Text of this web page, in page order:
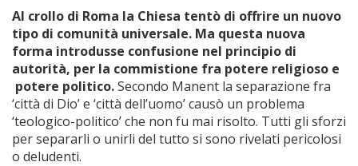
Al crollo di Roma la Chiesa tentò di offrire un nuovo
tipo di comunità universale. Ma questa nuova
forma introdusse confusione nel principio di
autorità, per la commistione fra potere religioso e
potere politico.Secondo Manent la separazione fra
‘città di Dio’ e ‘città dell’uomo’ causò un problema
‘teologico-politico’ che non fu mai risolto. Tutti gli sforzi
per separarli o unirli del tutto si sono rivelati pericolosi
o deludenti.